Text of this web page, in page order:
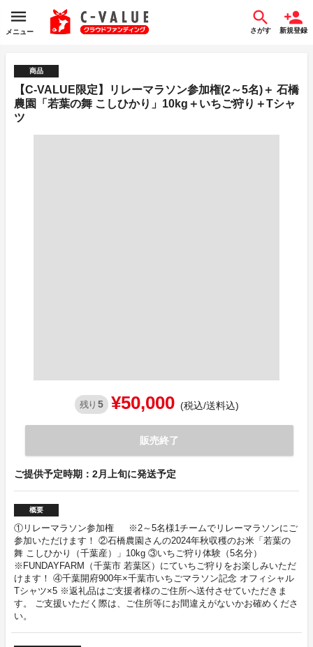
メニュー さがす 新規登録
商品
【C-VALUE限定】リレーマラソン参加権(2～5名)＋ 石橋
農園「若葉の舞 こしひかり」10kg＋いちご狩り＋Tシャ
ツ
残り 5 ¥50,000 (税込/送料込)
販売終了
ご提供予定時期：2月上旬に発送予定
概要
①リレーマラソン参加権 ※2～5名様1チームでリレーマラソンにご
参加いただけます！ ②石橋農園さんの2024年秋収穫のお米「若葉の
舞 こしひかり（千葉産）」10kg ③いちご狩り体験（5名分）
※FUNDAYFARM（千葉市 若葉区）にていちご狩りをお楽しみいただ
けます！ ④千葉開府900年×千葉市いちごマラソン記念 オフィシャル
Tシャツ×5 ※返礼品はご支援者様のご住所へ送付させていただきま
す。 ご支援いただく際は、ご住所等にお間違えがないかお確めくださ
い。